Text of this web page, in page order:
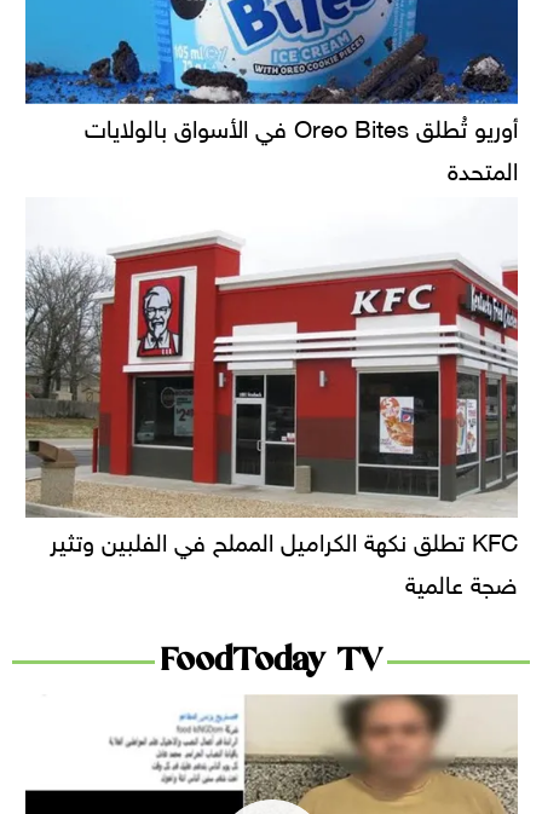
أوريو تُطلق Oreo Bites في الأسواق بالولايات
المتحدة
KFC تطلق نكهة الكراميل المملح في الفلبين وتثير
ضجة عالمية
FoodToday TV